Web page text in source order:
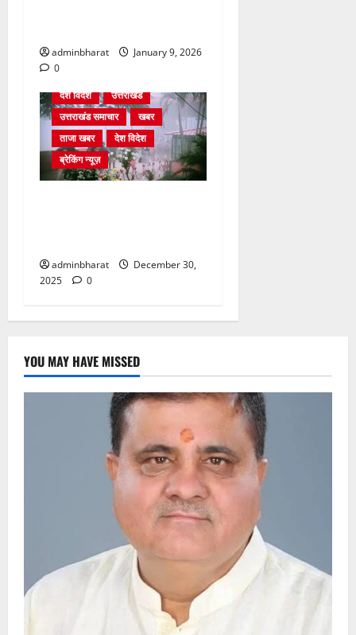
adminbharat
January 9, 2026
0
देश विदेश
उत्तराखंड
उत्तराखंड समाचार
खबर
ताजा खबर
देश विदेश
ब्रेकिंग न्यूज़
adminbharat
December 30,
2025
0
YOU MAY HAVE MISSED